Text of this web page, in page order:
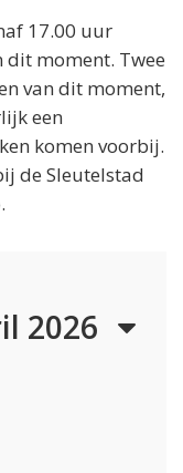
17.00 uur
dit moment. Twee
van dit moment,
een
komen voorbij.
de Sleutelstad
2026